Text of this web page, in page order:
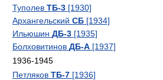
Туполев ТБ-3 [1930]
Архангельский СБ [1934]
Ильюшин ДБ-3 [1935]
Болховитинов ДБ-А [1937]
1936-1945
Петляков ТБ-7 [1936]